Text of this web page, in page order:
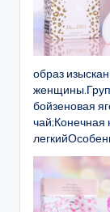
образ
бойзеновая
чай;Конечная